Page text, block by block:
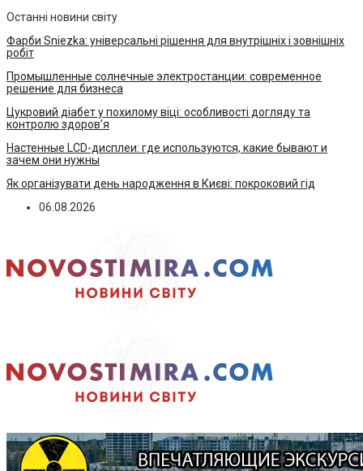
Останні новини світу
Фарби Sniezka: універсальні рішення для внутрішніх і зовнішніх
робіт
Промышленные солнечные электростанции: современное
решение для бизнеса
Цукровий діабет у похилому віці: особливості догляду та
контролю здоров’я
Настенные LCD-дисплеи: где используются, какие бывают и
зачем они нужны
Як організувати день народження в Києві: покроковий гід
06.08.2026